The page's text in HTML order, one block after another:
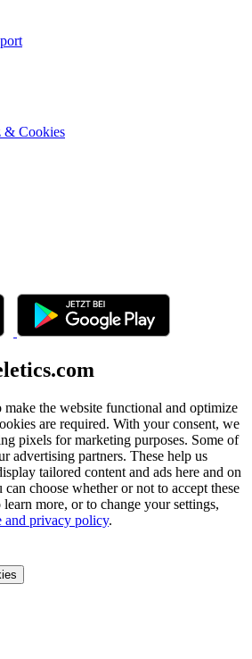
& Cookies
make the website functional and optimize
are required. With your consent, we
pixels for marketing purposes. Some of
advertising partners. These help us
tailored content and ads here and on
choose whether or not to accept these
more, or to change your settings,
and privacy policy.